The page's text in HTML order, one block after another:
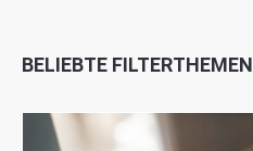
BELIEBTE FILTERTHEMEN